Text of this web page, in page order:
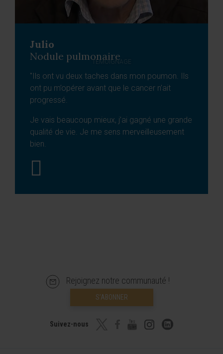
Julio
Nodule pulmonaire
"Ils ont vu deux taches dans mon poumon. Ils
ont pu m’opérer avant que le cancer n’ait
progressé.
Je vais beaucoup mieux, j’ai gagné une grande
qualité de vie. Je me sens merveilleusement
bien.
TÉMOIGNAGE
Rejoignez notre communauté !
S’ABONNER
Suivez-nous